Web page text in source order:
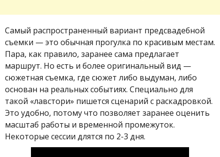
Самый распространенный вариант предсвадебной
съемки — это обычная прогулка по красивым местам.
Пара, как правило, заранее сама предлагает
маршрут. Но есть и более оригинальный вид —
сюжетная съемка, где сюжет либо выдуман, либо
основан на реальных событиях. Специально для
такой «лавстори» пишется сценарий с раскадровкой.
Это удобно, потому что позволяет заранее оценить
масштаб работы и временной промежуток.
Некоторые сессии длятся по 2-3 дня.